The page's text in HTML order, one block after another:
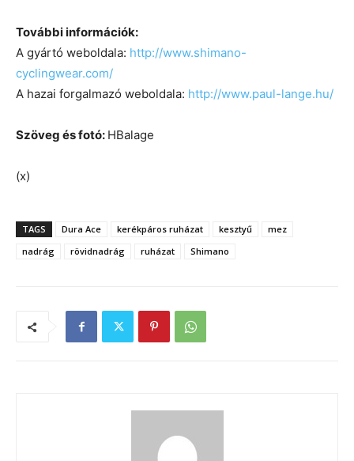
További információk:
A gyártó weboldala: http://www.shimano-
cyclingwear.com/
A hazai forgalmazó weboldala: http://www.paul-lange.hu/
Szöveg és fotó: HBalage
(x)
TAGS Dura Ace kerékpáros ruházat kesztyű
mez
nadrág
rövidnadrág ruházat Shimano